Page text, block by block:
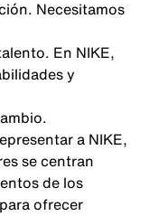
Necesitamos
En NIKE,
y
a NIKE,
se centran
de los
ofrecer